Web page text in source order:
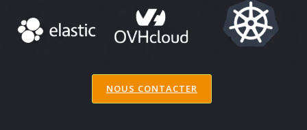
NOUS CONTACTER